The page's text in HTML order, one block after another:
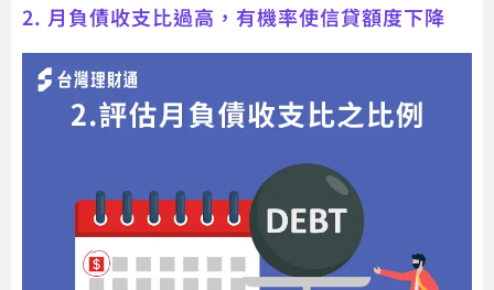
2. 月負債收支比過高，有機率使信貸額度下降